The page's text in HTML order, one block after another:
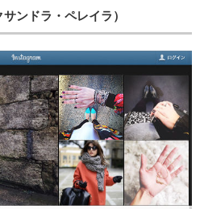
ンドラ・ペレイラ）